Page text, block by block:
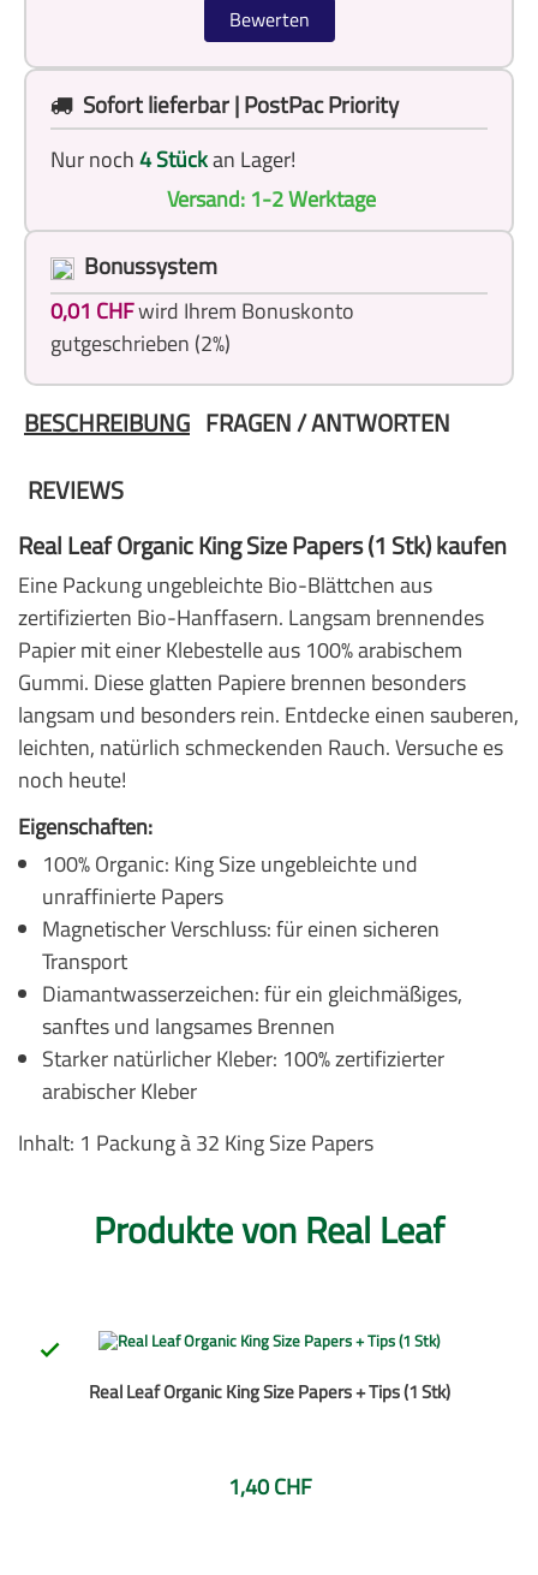
Bewerten
Sofort lieferbar | PostPac Priority
Nur noch4 Stückan Lager!
Versand: 1-2 Werktage
Bonussystem
0,01 CHFwird Ihrem Bonuskonto
gutgeschrieben (2%)
BESCHREIBUNG FRAGEN / ANTWORTEN
REVIEWS
Real Leaf Organic King Size Papers (1 Stk) kaufen
Eine Packung ungebleichte Bio-Blättchen aus
zertifizierten Bio-Hanffasern. Langsam brennendes
Papier mit einer Klebestelle aus 100% arabischem
Gummi. Diese glatten Papiere brennen besonders
langsam und besonders rein. Entdecke einen sauberen,
leichten, natürlich schmeckenden Rauch. Versuche es
noch heute!
Eigenschaften:
100% Organic: King Size ungebleichte und
unraffinierte Papers
Magnetischer Verschluss: für einen sicheren
Transport
Diamantwasserzeichen: für ein gleichmäßiges,
sanftes und langsames Brennen
Starker natürlicher Kleber: 100% zertifizierter
arabischer Kleber
Inhalt: 1 Packung à 32 King Size Papers
Produkte von Real Leaf

Real Leaf Organic King Size Papers + Tips (1 Stk)
1,40 CHF